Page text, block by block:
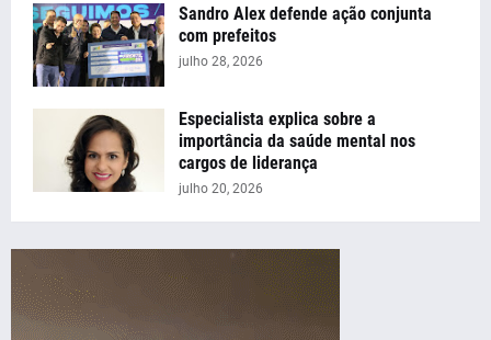
Sandro Alex defende ação conjunta
com prefeitos
julho 28, 2026
Especialista explica sobre a
importância da saúde mental nos
cargos de liderança
julho 20, 2026